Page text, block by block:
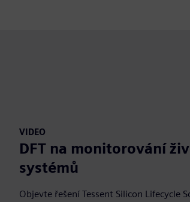
VIDEO
DFT na monitorování
systémů
Objevte řešení Tessent Silicon Lifecycle